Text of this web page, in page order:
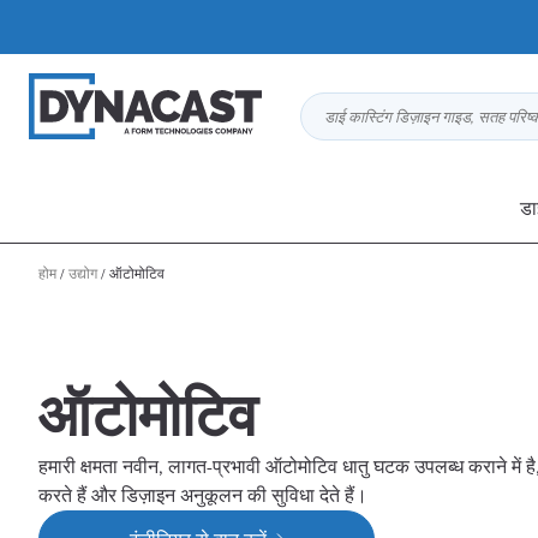
डाई कास्टिंग डिज़ाइन गाइड, सतह
होम/उद्योग/ऑटोमोटिव
ऑटोमोटिव
हमारी क्षमता नवीन, लागत-प्रभावी ऑटोमोटिव धातु घटक उपलब्ध कराने में
करते हैं और डिज़ाइन अनुकूलन की सुविधा देते हैं।